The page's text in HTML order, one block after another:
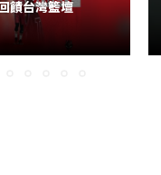
饋台灣籃壇